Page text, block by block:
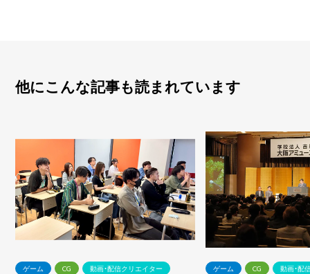
他にこんな記事も読まれています
ゲーム CG
動画・配信クリエイター
ゲーム CG
動画・配